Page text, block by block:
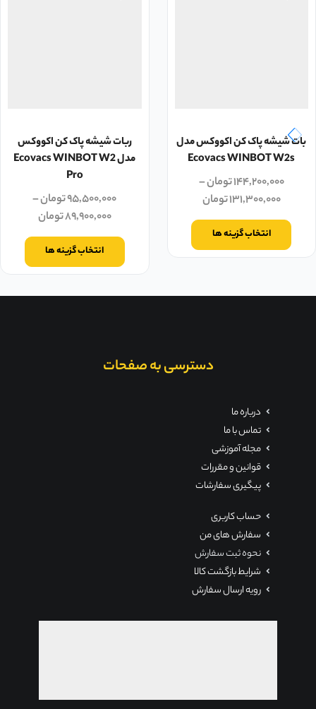
بات شیشه پاک کن اکووکس مدل
Ecovacs WINBOT W2s
۱۴۴,۲۰۰,۰۰۰تومان–
۱۳۱,۳۰۰,۰۰۰تومان
انتخاب گزینه ها
ربات شیشه پاک کن اکووکس
مدل Ecovacs WINBOT W2
Pro
۹۵,۵۰۰,۰۰۰تومان–
۸۹,۹۰۰,۰۰۰تومان
انتخاب گزینه ها
دسترسی به صفحات
درباره ما
تماس با ما
مجله آموزشی
قوانین و مقررات
پیگیری سفارشات
حساب کاربری
سفارش های من
نحوه ثبت سفارش
شرایط بازگشت کالا
رویه ارسال سفارش